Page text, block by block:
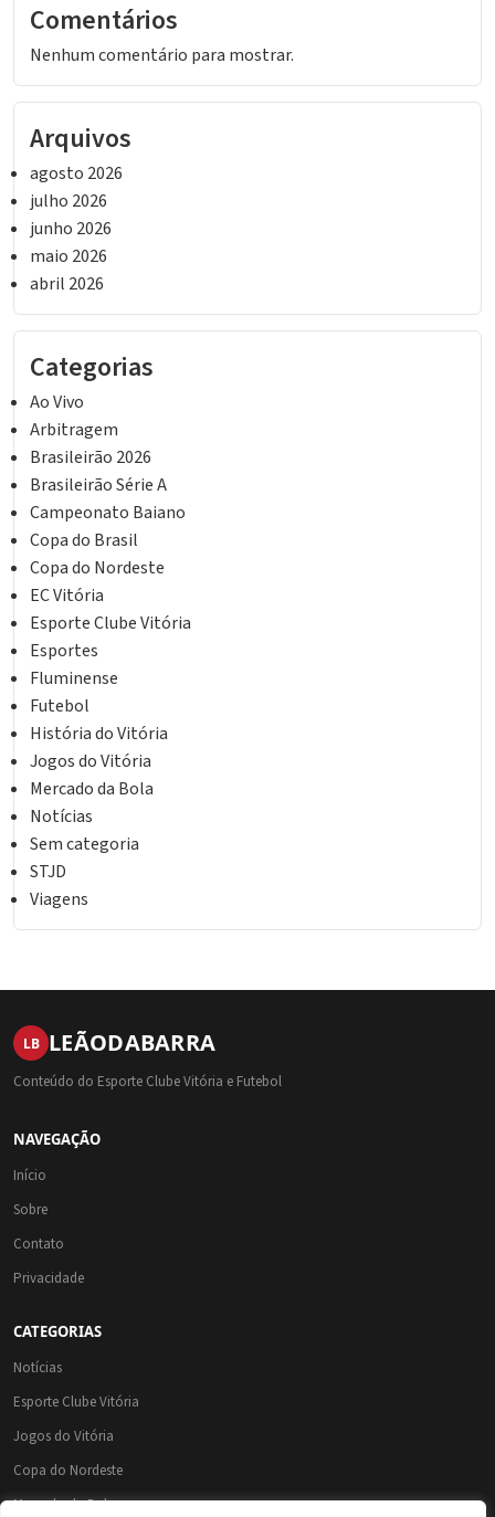
Comentários
Nenhum comentário para mostrar.
Arquivos
agosto 2026
julho 2026
junho 2026
maio 2026
abril 2026
Categorias
Ao Vivo
Arbitragem
Brasileirão 2026
Brasileirão Série A
Campeonato Baiano
Copa do Brasil
Copa do Nordeste
EC Vitória
Esporte Clube Vitória
Esportes
Fluminense
Futebol
História do Vitória
Jogos do Vitória
Mercado da Bola
Notícias
Sem categoria
STJD
Viagens
LB LEÃODABARRA
Conteúdo do Esporte Clube Vitória e Futebol
NAVEGAÇÃO
Início
Sobre
Contato
Privacidade
CATEGORIAS
Notícias
Esporte Clube Vitória
Jogos do Vitória
Copa do Nordeste
Mercado da Bola